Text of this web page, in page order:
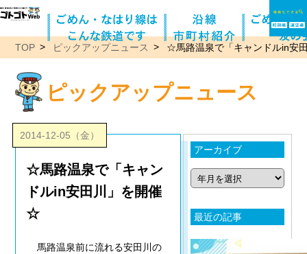
TOP ピックアップニュース ☆馬路温泉で「キャンドルin安
ピックアップニュース
2014-12-05（金）
☆馬路温泉で「キャン
ドルin安田川」を開催
☆
馬路温泉前に流れる安田川の
アーカイブ
最近の記事